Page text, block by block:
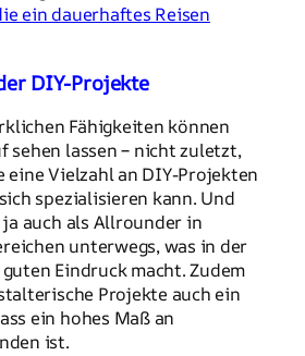
ein dauerhaftes Reisen
DIY-Projekte
Fähigkeiten können
sehen lassen – nicht zuletzt,
Vielzahl an DIY-Projekten
spezialisieren kann. Und
auch als Allrounder in
unterwegs, was in der
Eindruck macht. Zudem
Projekte auch ein
ein hohes Maß an
ist.